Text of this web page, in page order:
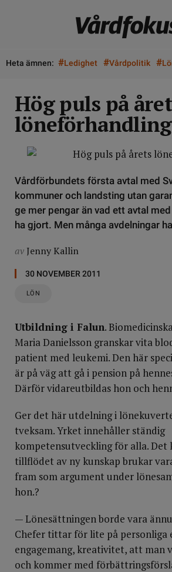
Heta ämnen: #Ledighet #Vårdpolitik #
Hög puls på
Vårdförbundets första avtal med
kommuner och landsting utan
ge mer pengar än vad ett avtal
ha gjort. Men många avdelningar
av Jenny Kallin
30 NOVEMBER 2011
LÖN
Utbildning i Falun.
Maria Danielsson granskar vita
patient med leukemi. Den här
är på väg att gå i pension på
Därför vidareutbildas hon och
Ger det här utdelning i
tveksam. Yrket innehåller ständig
kompetensutveckling för alla. Det
tillflödet av ny kunskap brukar
fram som argument under
hon.?
— Lönesättningen borde vara
Chefer tittar för lite på personliga
engagemang, kreativitet, att man
och kommer med